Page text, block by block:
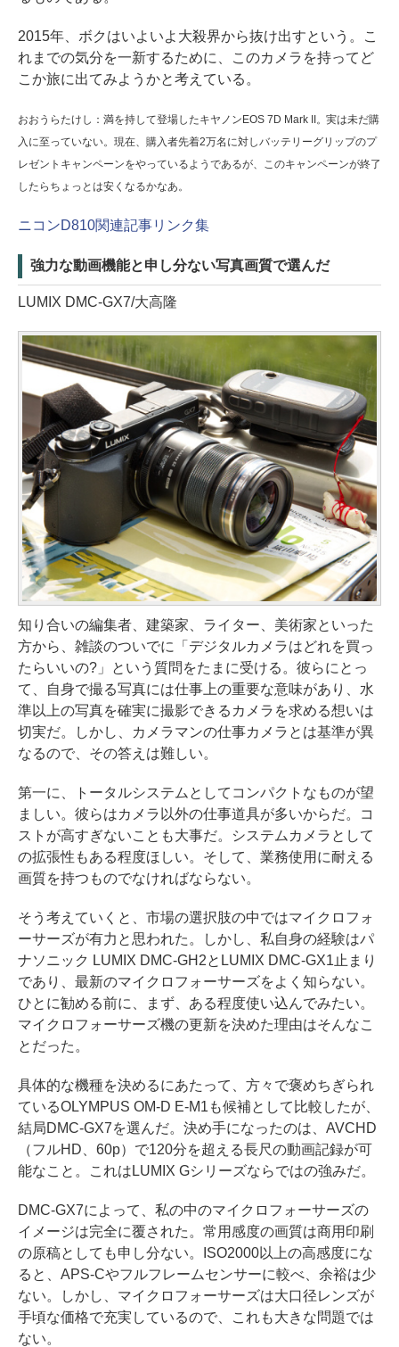
2015年、ボクはいよいよ大殺界から抜け出すという。こ
れまでの気分を一新するために、このカメラを持ってど
こか旅に出てみようかと考えている。
おおうらたけし：満を持して登場したキヤノンEOS 7D Mark II。実は未だ購
入に至っていない。現在、購入者先着2万名に対しバッテリーグリップのプ
レゼントキャンペーンをやっているようであるが、このキャンペーンが終了
したらちょっとは安くなるかなあ。
ニコンD810関連記事リンク集
強力な動画機能と申し分ない写真画質で選んだ
LUMIX DMC-GX7/大高隆
知り合いの編集者、建築家、ライター、美術家といった
方から、雑談のついでに「デジタルカメラはどれを買っ
たらいいの?」という質問をたまに受ける。彼らにとっ
て、自身で撮る写真には仕事上の重要な意味があり、水
準以上の写真を確実に撮影できるカメラを求める想いは
切実だ。しかし、カメラマンの仕事カメラとは基準が異
なるので、その答えは難しい。
第一に、トータルシステムとしてコンパクトなものが望
ましい。彼らはカメラ以外の仕事道具が多いからだ。コ
ストが高すぎないことも大事だ。システムカメラとして
の拡張性もある程度ほしい。そして、業務使用に耐える
画質を持つものでなければならない。
そう考えていくと、市場の選択肢の中ではマイクロフォ
ーサーズが有力と思われた。しかし、私自身の経験はパ
ナソニック LUMIX DMC-GH2とLUMIX DMC-GX1止まり
であり、最新のマイクロフォーサーズをよく知らない。
ひとに勧める前に、まず、ある程度使い込んでみたい。
マイクロフォーサーズ機の更新を決めた理由はそんなこ
とだった。
具体的な機種を決めるにあたって、方々で褒めちぎられ
ているOLYMPUS OM-D E-M1も候補として比較したが、
結局DMC-GX7を選んだ。決め手になったのは、AVCHD
（フルHD、60p）で120分を超える長尺の動画記録が可
能なこと。これはLUMIX Gシリーズならではの強みだ。
DMC-GX7によって、私の中のマイクロフォーサーズの
イメージは完全に覆された。常用感度の画質は商用印刷
の原稿としても申し分ない。ISO2000以上の高感度にな
ると、APS-Cやフルフレームセンサーに較べ、余裕は少
ない。しかし、マイクロフォーサーズは大口径レンズが
手頃な価格で充実しているので、これも大きな問題では
ない。